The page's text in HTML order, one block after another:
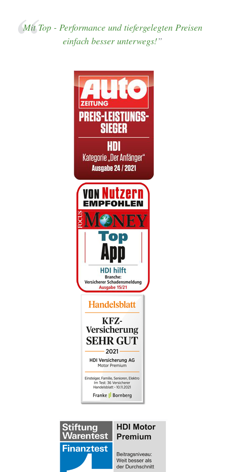
Mit Top - Performance und tiefergelegten Preisen
einfach besser unterwegs!